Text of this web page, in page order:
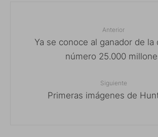
Anterior
Ya se conoce al ganador de la
número 25.000
Siguiente
Primeras imágenes de